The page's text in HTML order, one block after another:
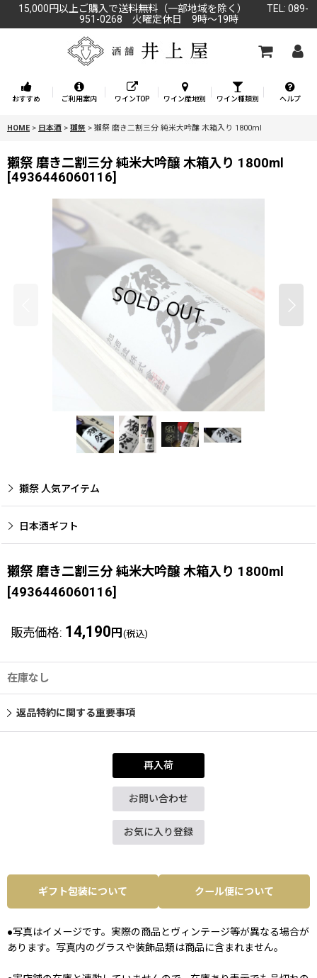
15,000円以上ご購入で送料無料（一部地域を除く） TEL: 089-
951-0268 火曜定休日 9時～19時
おすすめ ご利用案内 ワインTOP ワイン産地別 ワイン種類別 ヘルプ
HOME > 日本酒 > 獺祭 > 獺祭 磨き二割三分 純米大吟醸 木箱入り 1800ml
獺祭 磨き二割三分 純米大吟醸 木箱入り 1800ml
[4936446060116]
獺祭 人気アイテム
日本酒ギフト
獺祭 磨き二割三分 純米大吟醸 木箱入り 1800ml
[4936446060116]
販売価格: 14,190 円 (税込)
在庫なし
返品特約に関する重要事項
再入荷
お問い合わせ
お気に入り登録
ギフト包装について クール便について
●写真はイメージです。実際の商品とヴィンテージ等が異なる場合が
あります。写真内のグラスや装飾品類は商品に含まれません。